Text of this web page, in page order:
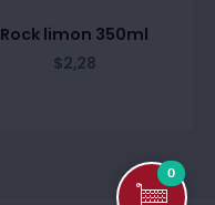
Rock limon 350ml
$2,28
0